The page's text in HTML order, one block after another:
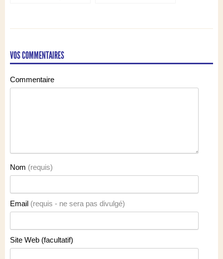
VOS COMMENTAIRES
Commentaire
Nom (requis)
Email (requis - ne sera pas divulgé)
Site Web (facultatif)